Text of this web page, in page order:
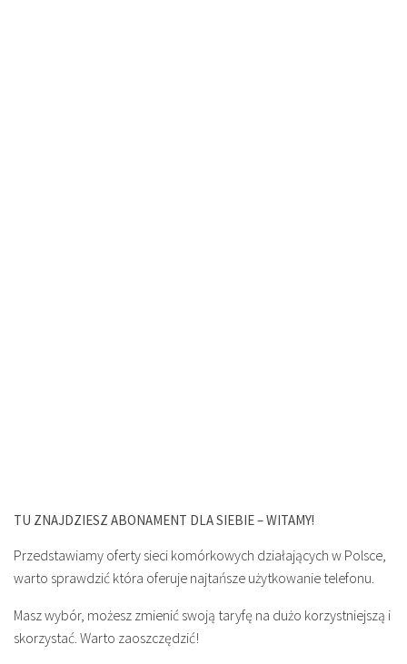
TU ZNAJDZIESZ ABONAMENT DLA SIEBIE – WITAMY!
Przedstawiamy oferty sieci komórkowych działających w Polsce,
warto sprawdzić która oferuje najtańsze użytkowanie telefonu.
Masz wybór, możesz zmienić swoją taryfę na dużo korzystniejszą i
skorzystać. Warto zaoszczędzić!